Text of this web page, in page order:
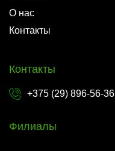
О нас
Контакты
Контакты
+375 (29) 896-56-36
Филиалы